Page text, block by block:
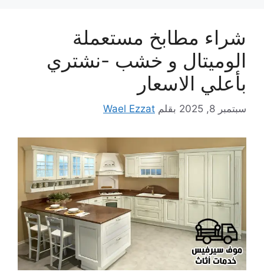
شراء مطابخ مستعملة
الوميتال و خشب -نشتري
بأعلي الاسعار
سبتمبر 8, 2025 بقلم Wael Ezzat